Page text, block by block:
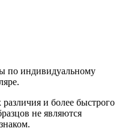
по индивидуальному
и более быстрого
не являются